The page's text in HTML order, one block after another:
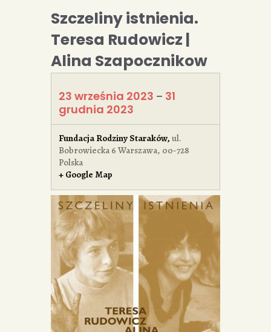
Szczeliny istnienia.
Teresa Rudowicz |
Alina Szapocznikow
23 września 2023 – 31
grudnia 2023
Fundacja Rodziny Staraków, ul.
Bobrowiecka 6 Warszawa, 00-728
Polska
+ Google Map